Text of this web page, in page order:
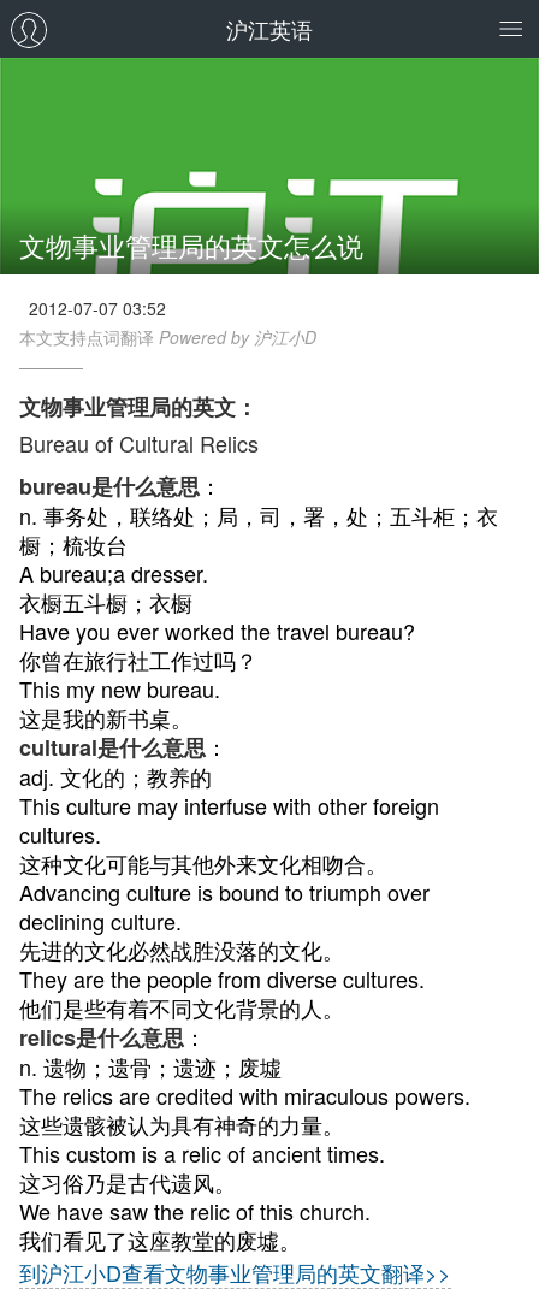
沪江英语
文物事业管理局的英文怎么说
2012-07-07 03:52
本文支持点词翻译 Powered by 沪江小D
文物事业管理局的英文：
Bureau of Cultural Relics
bureau是什么意思 ：
n. 事务处，联络处；局，司，署，处；五斗柜；衣
橱；梳妆台
A bureau;a dresser.
衣橱五斗橱；衣橱
Have you ever worked the travel bureau?
你曾在旅行社工作过吗？
This my new bureau.
这是我的新书桌。
cultural是什么意思 ：
adj. 文化的；教养的
This culture may interfuse with other foreign
cultures.
这种文化可能与其他外来文化相吻合。
Advancing culture is bound to triumph over
declining culture.
先进的文化必然战胜没落的文化。
They are the people from diverse cultures.
他们是些有着不同文化背景的人。
relics是什么意思 ：
n. 遗物；遗骨；遗迹；废墟
The relics are credited with miraculous powers.
这些遗骸被认为具有神奇的力量。
This custom is a relic of ancient times.
这习俗乃是古代遗风。
We have saw the relic of this church.
我们看见了这座教堂的废墟。
到沪江小D查看文物事业管理局的英文翻译>>